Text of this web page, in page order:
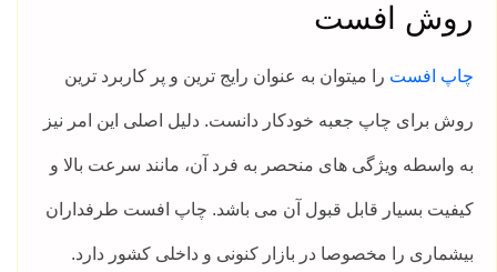
روش افست
چاپ افست را میتوان به عنوان رایج ترین و پر کاربرد ترین
روش برای چاپ جعبه خودکار دانست. دلیل اصلی این امر نیز
به واسطه ویژگی های منحصر به فرد آن، مانند سرعت بالا و
کیفیت بسیار قابل قبول آن می باشد. چاپ افست طرفداران
بیشماری را مخصوصا در بازار کنونی و داخلی کشور دارد.